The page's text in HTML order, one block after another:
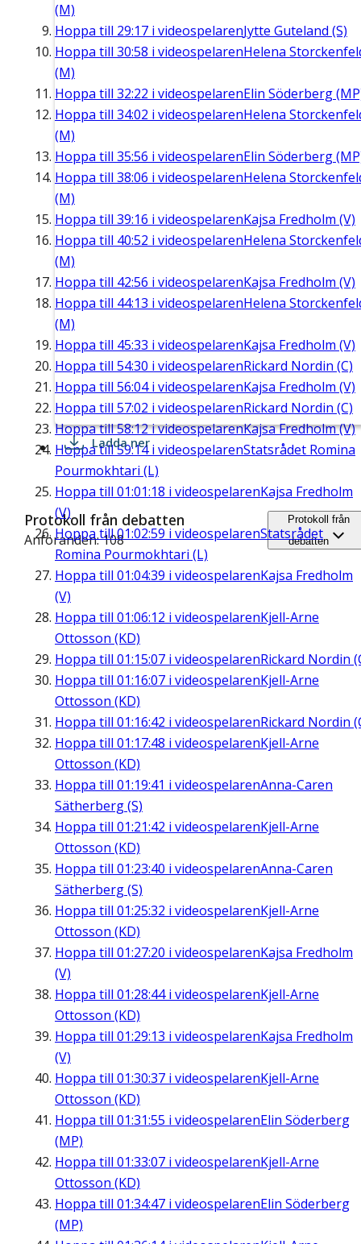
(M)
Hoppa till 29:17 i videospelarenJytte Guteland (S)
Hoppa till 30:58 i videospelarenHelena
(M)
Hoppa till 32:22 i videospelarenElin Söderberg
Hoppa till 34:02 i videospelarenHelena
(M)
Hoppa till 35:56 i videospelarenElin Söderberg
Hoppa till 38:06 i videospelarenHelena
(M)
Hoppa till 39:16 i videospelarenKajsa Fredholm (V)
Hoppa till 40:52 i videospelarenHelena
(M)
Hoppa till 42:56 i videospelarenKajsa Fredholm (V)
Hoppa till 44:13 i videospelarenHelena
(M)
Hoppa till 45:33 i videospelarenKajsa Fredholm (V)
Hoppa till 54:30 i videospelarenRickard Nordin (C)
Hoppa till 56:04i videospelarenKajsa Fredholm (V)
Hoppa till 57:02 i videospelarenRickard Nordin (C)
Hoppa till58:12i videospelarenKajsa Fredholm (V)
Hoppa till59:14i videospelarenStatsrådet Romina
Pourmokhtari (L)
Hoppa till 01:01:18 i videospelarenKajsa Fredholm
(V)
Hoppa till01:02:59 i videospelarenStatsrådet
Romina Pourmokhtari (L)
Hoppa till 01:04:39 i videospelarenKajsa Fredholm
(V)
Hoppa till 01:06:12 i videospelarenKjell-Arne
Ottosson (KD)
Hoppa till 01:15:07 i videospelarenRickard Nordin
Hoppa till 01:16:07 i videospelarenKjell-Arne
Ottosson (KD)
Hoppa till 01:16:42 i videospelarenRickard Nordin
Hoppa till 01:17:48 i videospelarenKjell-Arne
Ottosson (KD)
Hoppa till 01:19:41 i videospelarenAnna-Caren
Sätherberg (S)
Hoppa till 01:21:42 i videospelarenKjell-Arne
Ottosson (KD)
Hoppa till 01:23:40 i videospelarenAnna-Caren
Sätherberg (S)
Hoppa till 01:25:32 i videospelarenKjell-Arne
Ottosson (KD)
Hoppa till 01:27:20 i videospelarenKajsa Fredholm
(V)
Hoppa till 01:28:44i videospelarenKjell-Arne
Ottosson (KD)
Hoppa till 01:29:13 i videospelarenKajsa Fredholm
(V)
Hoppa till 01:30:37 i videospelarenKjell-Arne
Ottosson (KD)
Hoppa till 01:31:55 i videospelarenElin Söderberg
(MP)
Hoppa till 01:33:07 i videospelarenKjell-Arne
Ottosson (KD)
Hoppa till 01:34:47 i videospelarenElin Söderberg
(MP)
Ladda ner
Protokoll från debatten
Anföranden: 108
Protokoll från
debatten